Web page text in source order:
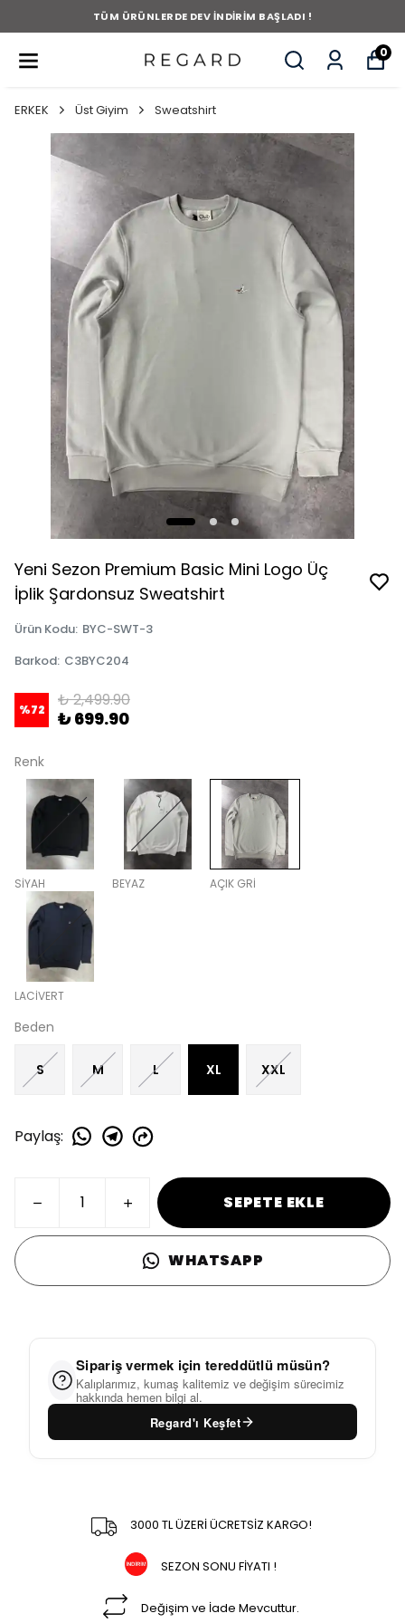
TÜM ÜRÜNLERDE DEV İNDİRİM BAŞLADI !
0
ERKEK Üst Giyim Sweatshirt
Yeni Sezon Premium Basic Mini Logo Üç
İplik Şardonsuz Sweatshirt
Ürün Kodu: BYC-SWT-3
Barkod: C3BYC204
%72 ₺ 2,499.90
₺ 699.90
Renk
SİYAH BEYAZ AÇIK GRİ
LACİVERT
Beden
S M L XL XXL
Paylaş:
SEPETE EKLE
WHATSAPP
Sipariş vermek için tereddütlü müsün?
Kalıplarımız, kumaş kalitemiz ve değişim sürecimiz
hakkında hemen bilgi al.
Regard'ı Keşfet
3000 TL ÜZERİ ÜCRETSİZ KARGO!
SEZON SONU FİYATI !
Değişim ve İade Mevcuttur.